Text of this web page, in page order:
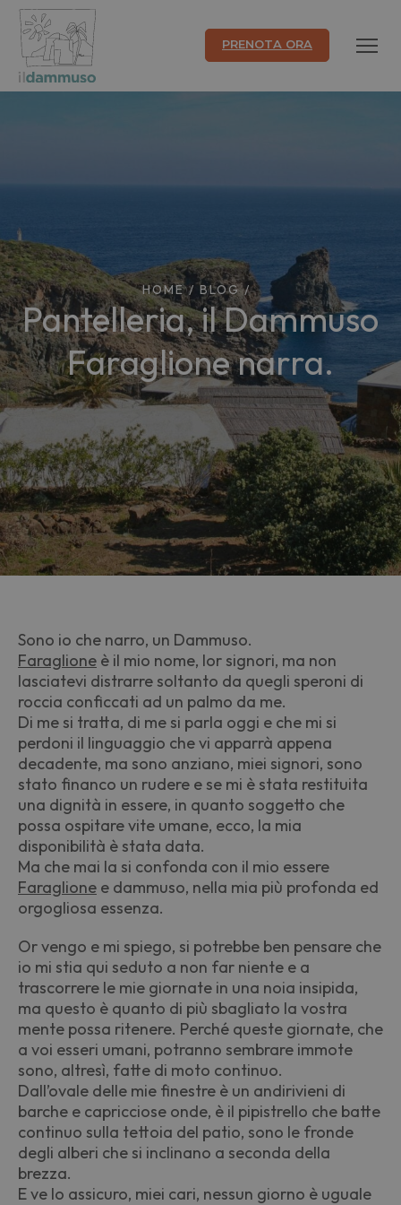
PRENOTA ORA
HOME/BLOG/
Pantelleria, il Dammuso
Faraglione narra.
Sono io che narro, un Dammuso.
Faraglione è il mio nome, lor signori, ma non
lasciatevi distrarre soltanto da quegli speroni di
roccia conficcati ad un palmo da me.
Di me si tratta, di me si parla oggi e che mi si
perdoni il linguaggio che vi apparrà appena
decadente, ma sono anziano, miei signori, sono
stato financo un rudere e se mi è stata restituita
una dignità in essere, in quanto soggetto che
possa ospitare vite umane, ecco, la mia
disponibilità è stata data.
Ma che mai la si confonda con il mio essere
Faraglione e dammuso, nella mia più profonda ed
orgogliosa essenza.
Or vengo e mi spiego, si potrebbe ben pensare che
io mi stia qui seduto a non far niente e a
trascorrere le mie giornate in una noia insipida,
ma questo è quanto di più sbagliato la vostra
mente possa ritenere. Perché queste giornate, che
a voi esseri umani, potranno sembrare immote
sono, altresì, fatte di moto continuo.
Dall’ovale delle mie finestre è un andirivieni di
barche e capricciose onde, è il pipistrello che batte
continuo sulla tettoia del patio, sono le fronde
degli alberi che si inclinano a seconda della
brezza.
E ve lo assicuro, miei cari, nessun giorno è uguale